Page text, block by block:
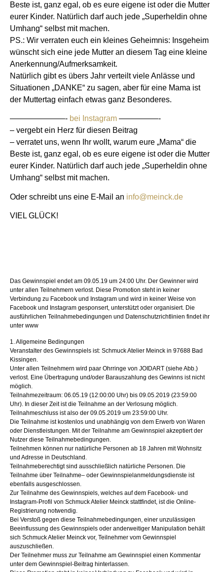
Beste ist, ganz egal, ob es eure eigene ist oder die Mutter
eurer Kinder. Natürlich darf auch jede „Superheldin ohne
Umhang“ selbst mit machen.
PS.: Wir verraten euch ein kleines Geheimnis: Insgeheim
wünscht sich eine jede Mutter an diesem Tag eine kleine
Anerkennung/Aufmerksamkeit.
Natürlich gibt es übers Jahr verteilt viele Anlässe und
Situationen „DANKE“ zu sagen, aber für eine Mama ist
der Muttertag einfach etwas ganz Besonderes.
———————- bei Instagram —————-
– vergebt ein Herz für diesen Beitrag
– verratet uns, wenn Ihr wollt, warum eure „Mama“ die
Beste ist, ganz egal, ob es eure eigene ist oder die Mutter
eurer Kinder. Natürlich darf auch jede „Superheldin ohne
Umhang“ selbst mit machen.
Oder schreibt uns eine E-Mail an info@meinck.de
VIEL GLÜCK!
Das Gewinnspiel endet am 09.05.19 um 24:00 Uhr. Der Gewinner wird
unter allen Teilnehmern verlost. Diese Promotion steht in keiner
Verbindung zu Facebook und Instagram und wird in keiner Weise von
Facebook und Instagram gesponsert, unterstützt oder organisiert. Die
ausführlichen Teilnahmebedingungen und Datenschutzrichtlinien findet ihr
unter www
1. Allgemeine Bedingungen
Veranstalter des Gewinnspiels ist: Schmuck Atelier Meinck in 97688 Bad
Kissingen.
Unter allen Teilnehmern wird paar Ohrringe von JOIDART (siehe Abb.)
verlost. Eine Übertragung und/oder Barauszahlung des Gewinns ist nicht
möglich.
Teilnahmezeitraum: 06.05.19 (12:00:00 Uhr) bis 09.05.2019 (23:59:00
Uhr). In dieser Zeit ist die Teilnahme an der Verlosung möglich.
Teilnahmeschluss ist also der 09.05.2019 um 23:59:00 Uhr.
Die Teilnahme ist kostenlos und unabhängig von dem Erwerb von Waren
oder Dienstleistungen. Mit der Teilnahme am Gewinnspiel akzeptiert der
Nutzer diese Teilnahmebedingungen.
Teilnehmen können nur natürliche Personen ab 18 Jahren mit Wohnsitz
und Adresse in Deutschland.
Teilnahmeberechtigt sind ausschließlich natürliche Personen. Die
Teilnahme über Teilnahme– oder Gewinnspielanmeldungsdienste ist
ebenfalls ausgeschlossen.
Zur Teilnahme des Gewinnspiels, welches auf dem Facebook- und
Instagram-Profil von Schmuck Atelier Meinck stattfindet, ist die Online-
Registrierung notwendig.
Bei Verstoß gegen diese Teilnahmebedingungen, einer unzulässigen
Beeinflussung des Gewinnspiels oder anderweitiger Manipulation behält
sich Schmuck Atelier Meinck vor, Teilnehmer vom Gewinnspiel
auszuschließen.
Der Teilnehmer muss zur Teilnahme am Gewinnspiel einen Kommentar
unter dem Gewinnspiel-Beitrag hinterlassen.